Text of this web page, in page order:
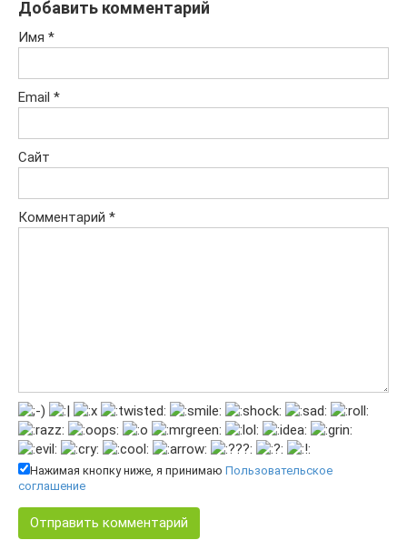
Добавить комментарий
Имя *
Email *
Сайт
Комментарий *
Нажимая кнопку ниже, я принимаю Пользовательское
соглашение